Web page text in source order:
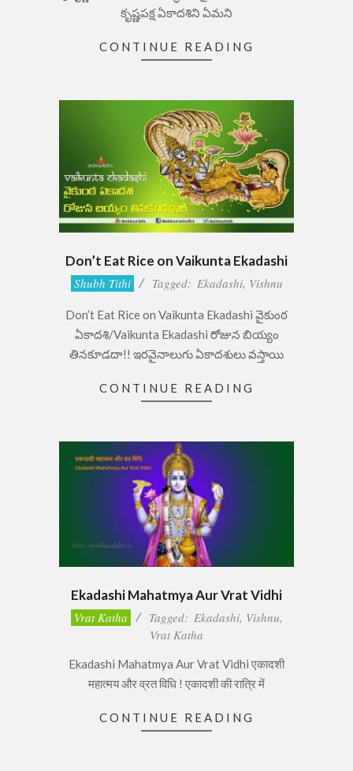
కృష్ణపక్ష ఏకాదశిని ఏమని
CONTINUE READING
Don’t Eat Rice on Vaikunta Ekadashi
2019-
26
Shubh Tithi Tagged: Ekadashi, Vishnu
Don’t Eat Rice on Vaikunta Ekadashi వైకుంఠ
ఏకాదశి/Vaikunta Ekadashi రోజున బియ్యం
తినకూడదా!! ఇరవైనాలుగు ఏకాదశులు వస్తాయి
CONTINUE READING
Ekadashi Mahatmya Aur Vrat Vidhi
2017-
Vrat Katha Tagged: Ekadashi, Vishnu,
Vrat Katha
Ekadashi Mahatmya Aur Vrat Vidhi एकादशी
महात्मय और व्रत विधि ! एकादशी की रात्रि में
CONTINUE READING